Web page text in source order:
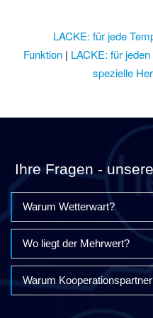
LACKE: für jede
Funktion| LACKE: für
spezielle
Ihre Fragen -
Warum Wetterwart?
Wo liegt der Mehrwert?
Warum